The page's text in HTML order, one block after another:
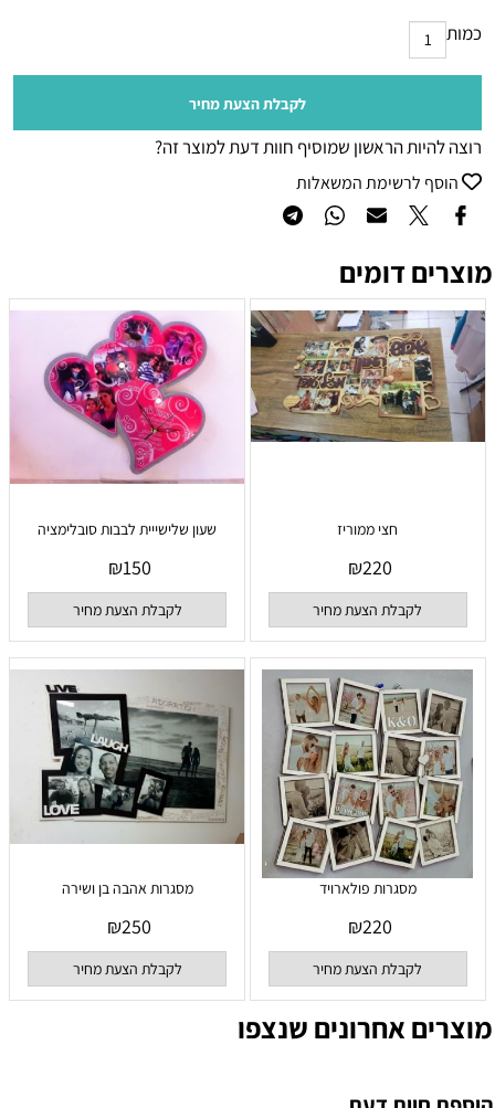
כמות
לקבלת הצעת מחיר
רוצה להיות הראשון שמוסיף חוות דעת למוצר זה?
הוסף לרשימת המשאלות
מוצרים דומים
חצי ממוריז
₪220
לקבלת הצעת מחיר
שעון שלישייית לבבות סובלימציה
₪150
לקבלת הצעת מחיר
מסגרות פולארויד
₪220
לקבלת הצעת מחיר
מסגרות אהבה בן ושירה
₪250
לקבלת הצעת מחיר
מוצרים אחרונים שנצפו